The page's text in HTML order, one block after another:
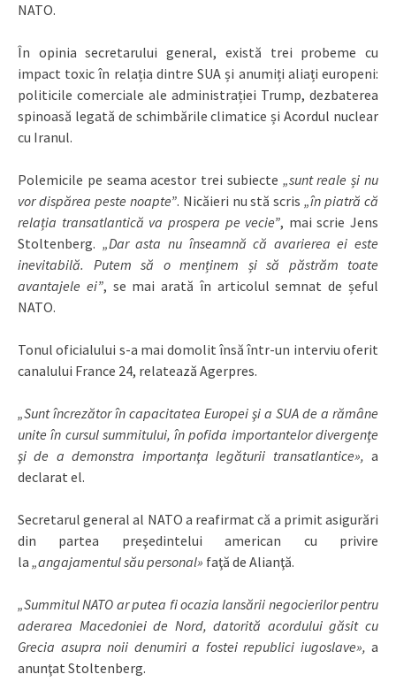
NATO.
În opinia secretarului general, există trei probeme cu
impact toxic în relația dintre SUA și anumiți aliați europeni:
politicile comerciale ale administrației Trump, dezbaterea
spinoasă legată de schimbările climatice și Acordul nuclear
cu Iranul.
Polemicile pe seama acestor trei subiecte „sunt reale și nu
vor dispărea peste noapte”. Nicăieri nu stă scris„în piatră că
relația transatlantică va prospera pe vecie”, mai scrie Jens
Stoltenberg. „Dar asta nu înseamnă că avarierea ei este
inevitabilă. Putem să o menținem și să păstrăm toate
avantajele ei”, se mai arată în articolul semnat de șeful
NATO.
Tonul oficialului s-a mai domolit însă într-un interviu oferit
canalului France 24, relatează Agerpres.
„Sunt încrezător în capacitatea Europei şi a SUA de a rămâne
unite în cursul summitului, în pofida importantelor divergenţe
şi de a demonstra importanţa legăturii transatlantice», a
declarat el.
Secretarul general al NATO a reafirmat că a primit asigurări
din partea preşedintelui american cu privire
la „angajamentul său personal» faţă de Alianţă.
„Summitul NATO ar putea fi ocazia lansării negocierilor pentru
aderarea Macedoniei de Nord, datorită acordului găsit cu
Grecia asupra noii denumiri a fostei republici iugoslave», a
anunţat Stoltenberg.